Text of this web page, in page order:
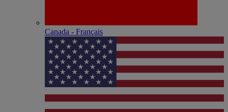
Canada - Français